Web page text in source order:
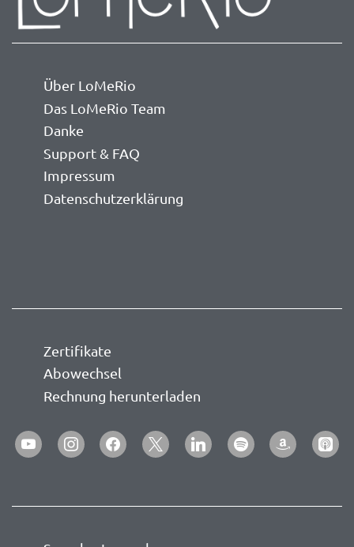
Über LoMeRio
Das LoMeRio Team
Danke
Support & FAQ
Impressum
Datenschutzerklärung
Zertifikate
Abowechsel
Rechnung herunterladen
youtubeinstagramfacebook
x linkedinspotifyamazonapple-